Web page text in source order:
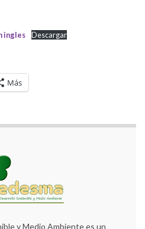
ingles Descargar
Más
y Medio Ambiente es un